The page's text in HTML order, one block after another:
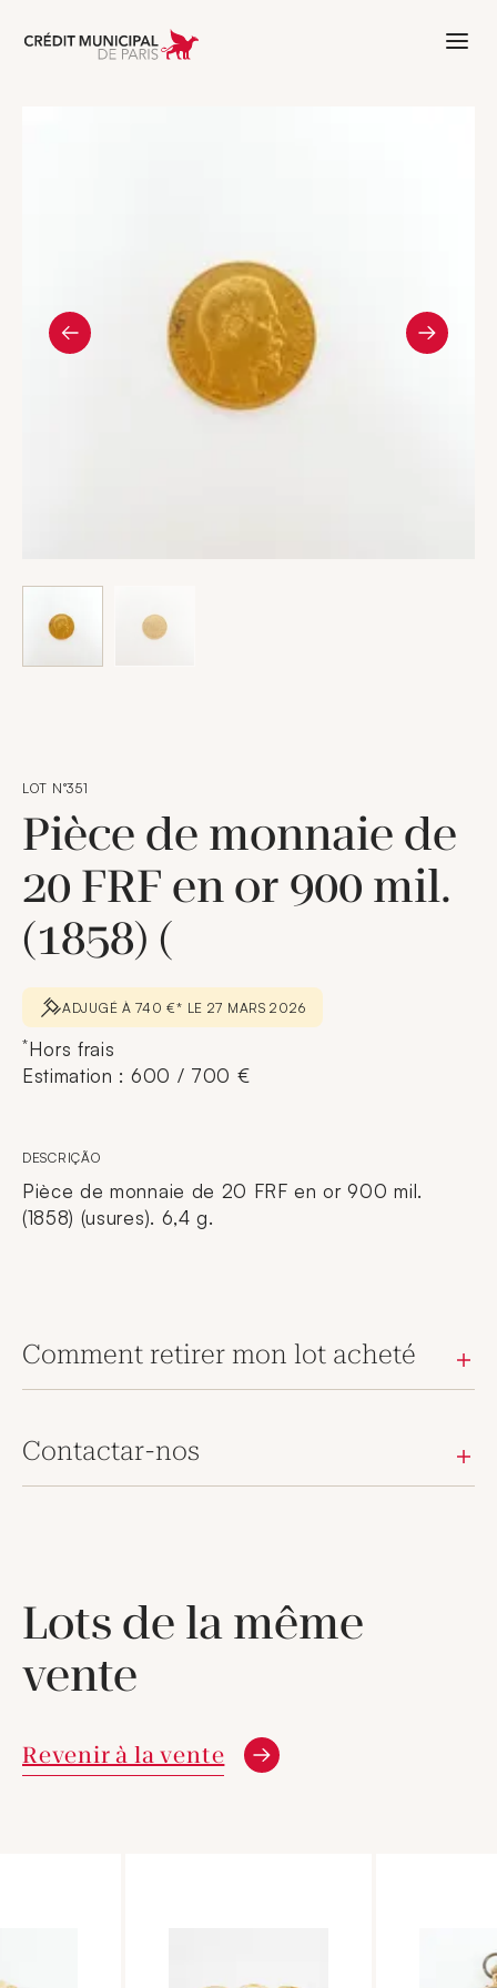
Aller à l'accueil de Crédit Municipal
LOT N°351
Pièce de monnaie de
20 FRF en or 900 mil.
(1858) (
ADJUGÉ À 740 €* LE 27 MARS 2026
*Hors frais
Estimation : 600 / 700 €
DESCRIÇÃO
Pièce de monnaie de 20 FRF en or 900 mil.
(1858) (usures). 6,4 g.
Comment retirer mon lot acheté
Contactar-nos
Lots de la même
vente
Revenir à la vente